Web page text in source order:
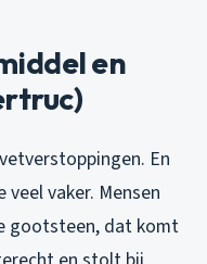
en
En
vaker. Mensen
gootsteen, dat komt